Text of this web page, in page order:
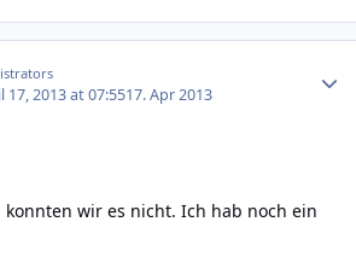
17, 2013 at 07:5517. Apr 2013
wir es nicht. Ich hab noch ein